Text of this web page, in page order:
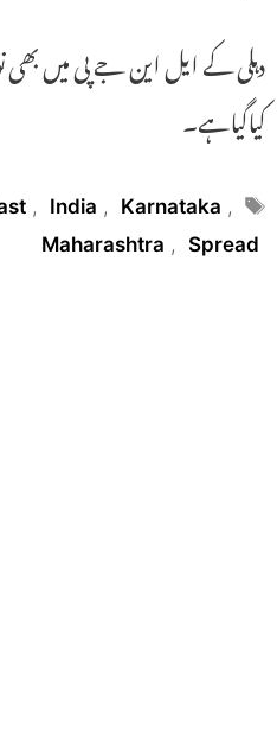
دہلی کے ایل این جے پی میں بھی
کیاگیاہے۔
Tags
, India , Karnataka ,
Maharashtra , Spread